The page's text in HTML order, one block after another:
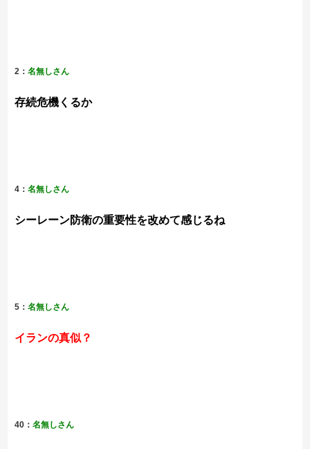
2：名無しさん
存続危機くるか
4：名無しさん
シーレーン防衛の重要性を改めて感じるね
5：名無しさん
イランの真似？
40：名無しさん